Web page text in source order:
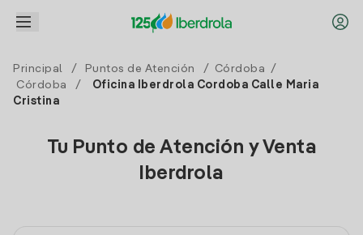
Principal / Puntos de Atención / Córdoba
/
Córdoba
/
Oficina Iberdrola Cordoba Calle Maria
Cristina
Tu Punto de Atención y Venta
Iberdrola